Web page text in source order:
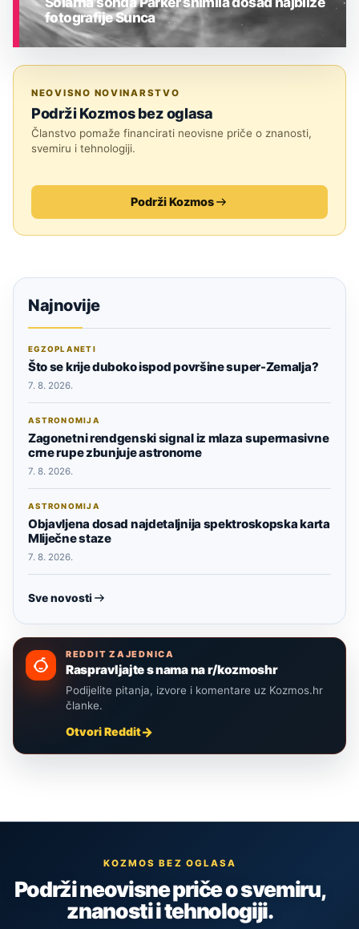
fotografije Sunca
NEOVISNO NOVINARSTVO
Podrži Kozmos bez oglasa
Članstvo pomaže financirati neovisne priče o znanosti,
svemiru i tehnologiji.
Podrži Kozmos
Najnovije
EGZOPLANETI
Što se krije duboko ispod površine super-Zemalja?
7. 8. 2026.
ASTRONOMIJA
Zagonetni rendgenski signal iz mlaza supermasivne
crne rupe zbunjuje astronome
7. 8. 2026.
ASTRONOMIJA
Objavljena dosad najdetaljnija spektroskopska karta
Mliječne staze
7. 8. 2026.
Sve novosti
REDDIT ZAJEDNICA
Raspravljajte s nama na r/kozmoshr
Podijelite pitanja, izvore i komentare uz Kozmos.hr
članke.
Otvori Reddit
KOZMOS BEZ OGLASA
Podrži neovisne priče o svemiru,
znanosti i tehnologiji.